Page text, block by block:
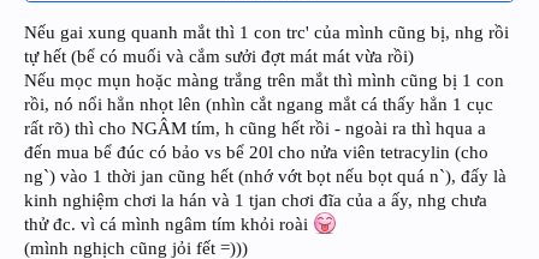
Nếu gai xung quanh mắt thì 1 con trc' của mình cũng bị, nhg rồi
tự hết (bể có muối và cắm sưởi đợt mát mát vừa rồi)
Nếu mọc mụn hoặc màng trắng trên mắt thì mình cũng bị 1 con
rồi, nó nổi hẳn nhọt lên (nhìn cắt ngang mắt cá thấy hẳn 1 cục
rất rõ) thì cho NGÂM tím, h cũng hết rồi - ngoài ra thì hqua a
đến mua bể đúc có bảo vs bể 20l cho nửa viên tetracylin (cho
ng`) vào 1 thời jan cũng hết (nhớ vớt bọt nếu bọt quá n`), đấy là
kinh nghiệm chơi la hán và 1 tjan chơi đĩa của a ấy, nhg chưa
thử đc. vì cá mình ngâm tím khỏi roài
(mình nghịch cũng jỏi fết =)))